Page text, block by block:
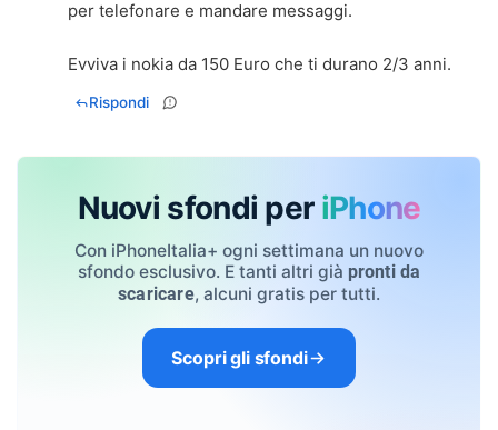
per telefonare e mandare messaggi.
Evviva i nokia da 150 Euro che ti durano 2/3 anni.
Rispondi
Nuovi sfondi per iPhone
Con iPhoneItalia+ ogni settimana un nuovo
sfondo esclusivo. E tanti altri già pronti da
scaricare, alcuni gratis per tutti.
Scopri gli sfondi